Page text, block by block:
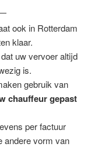
ook in Rotterdam
klaar.
uw vervoer altijd
is.
gebruik van
chauffeur gepast
per factuur
andere vorm van